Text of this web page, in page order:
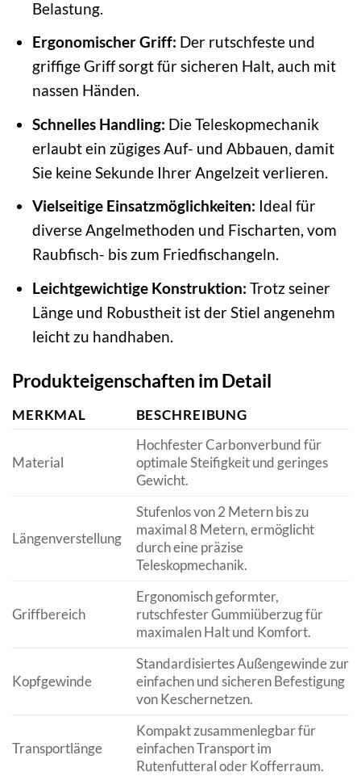
Belastung.
Ergonomischer Griff: Der rutschfeste und
griffige Griff sorgt für sicheren Halt, auch mit
nassen Händen.
Schnelles Handling: Die Teleskopmechanik
erlaubt ein zügiges Auf- und Abbauen, damit
Sie keine Sekunde Ihrer Angelzeit verlieren.
Vielseitige Einsatzmöglichkeiten: Ideal für
diverse Angelmethoden und Fischarten, vom
Raubfisch- bis zum Friedfischangeln.
Leichtgewichtige Konstruktion: Trotz seiner
Länge und Robustheit ist der Stiel angenehm
leicht zu handhaben.
Produkteigenschaften im Detail
MERKMAL BESCHREIBUNG
Material
Hochfester Carbonverbund für
optimale Steifigkeit und geringes
Gewicht.
Längenverstellung
Stufenlos von 2 Metern bis zu
maximal 8 Metern, ermöglicht
durch eine präzise
Teleskopmechanik.
Griffbereich
Ergonomisch geformter,
rutschfester Gummiüberzug für
maximalen Halt und Komfort.
Kopfgewinde
Standardisiertes Außengewinde zur
einfachen und sicheren Befestigung
von Keschernetzen.
Transportlänge
Kompakt zusammenlegbar für
einfachen Transport im
Rutenfutteral oder Kofferraum.